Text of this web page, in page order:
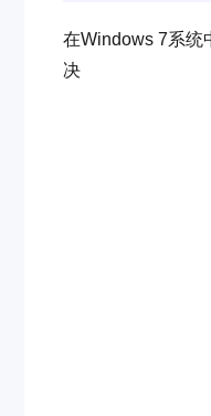
在Windows 7系统
决